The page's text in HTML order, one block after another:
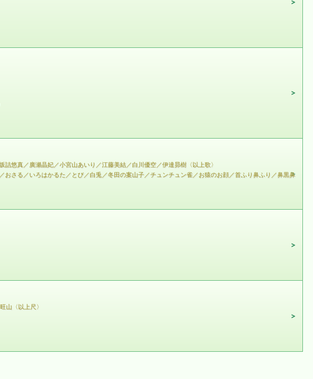
悠真／廣瀬晶妃／小宮山あいり／江藤美結／白川優空／伊達昴樹〈以上歌〉
さる／いろはかるた／とび／白兎／冬田の案山子／チュンチュン雀／お猿のお顔／首ふり鼻ふり／鼻黒鼻
山〈以上尺〉